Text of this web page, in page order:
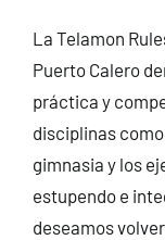
La Telamon
Puerto Calero
práctica y
disciplinas
gimnasia y los
estupendo e
deseamos